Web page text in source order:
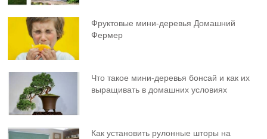
Фруктовыe мини-деревья Домашний
Фермер
Что такое мини-деревья бонсай и как их
выращивать в домашних условиях
Как установить рулонные шторы на